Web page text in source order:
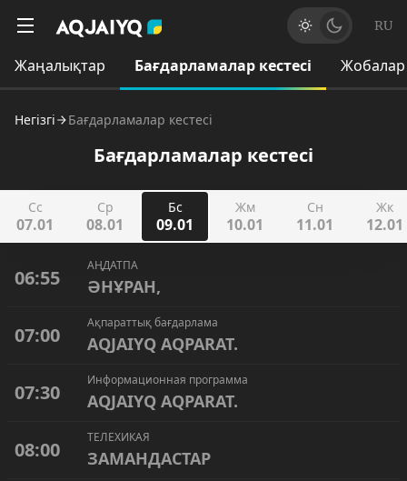
RU
Жаңалықтар Бағдарламалар кестесі Жобалар
Негізгі Бағдарламалар кестесі
Бағдарламалар кестесі
Сс
07.01
Ср
08.01
Бс
09.01
Жм
10.01
Сн
11.01
Жк
12.01
06:55
АҢДАТПА
ӘНҰРАН,
07:00
Ақпараттық бағдарлама
AQJAIYQ AQPARAT.
07:30
Информационная программа
AQJAIYQ AQPARAT.
08:00
ТЕЛЕХИКАЯ
ЗАМАНДАСТАР